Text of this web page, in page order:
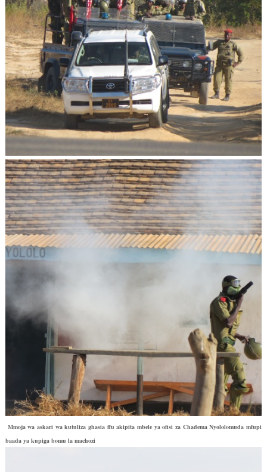
Mmoja wa askari wa kutuliza ghasia ffu akipita mbele ya ofisi za Chadema Nyololomuda mfupi
baada ya kupiga bomu la machozi